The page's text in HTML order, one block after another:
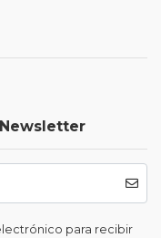
para recibir